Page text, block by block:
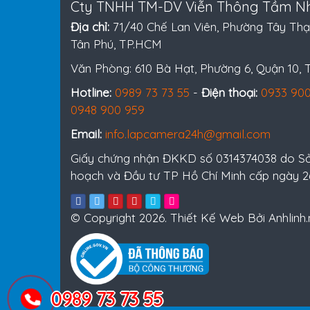
Cty TNHH TM-DV Viễn Thông Tầm
Địa chỉ: 71/40 Chế Lan Viên, Phường Tây
Tân Phú, TP.HCM
Văn Phòng: 610 Bà Hạt, Phường 6, Quận 10,
Hotline: 0989 73 73 55 - Điện thoại: 0933
0948 900 959
Email: info.lapcamera24h@gmail.com
Giấy chứng nhận ĐKKD số 0314374038 do
hoạch và Đầu tư TP Hồ Chí Minh cấp ngày
0989 73 73 55
© Copyright 2026. Thiết Kế Web Bởi